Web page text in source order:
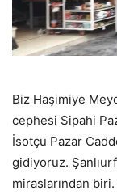
Biz Haşimiye
cephesi Sipahi
İsotçu Pazar
gidiyoruz.
miraslarından